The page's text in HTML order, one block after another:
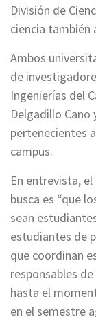
División de
ciencia también
Ambos
de
Ingenierías del
Delgadillo Cano
pertenecientes
campus.
En entrevista,
busca es “que
sean
estudiantes de
que coordinan
responsables
hasta el
en el semestre